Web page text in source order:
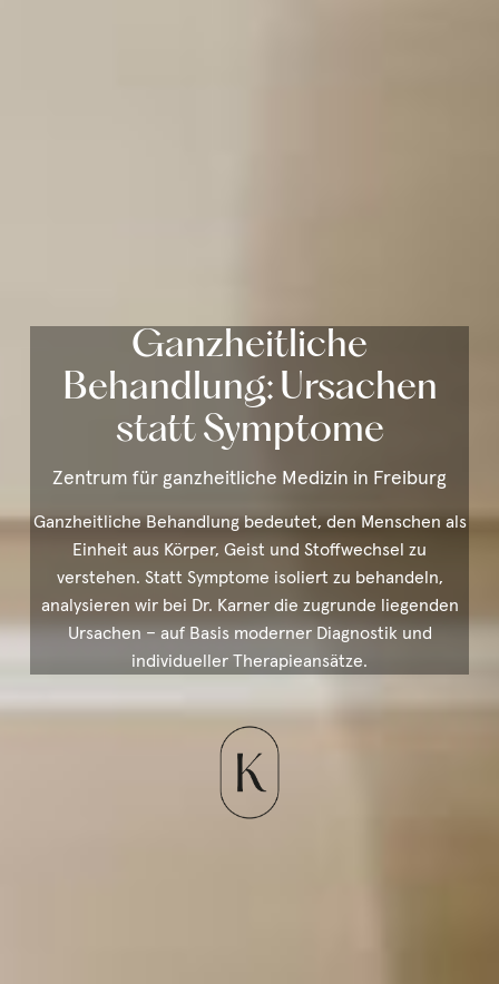
Ganzheitliche
Behandlung: Ursachen
statt Symptome
Zentrum für ganzheitliche Medizin in Freiburg
Ganzheitliche Behandlung bedeutet, den Menschen als
Einheit aus Körper, Geist und Stoffwechsel zu
verstehen. Statt Symptome isoliert zu behandeln,
analysieren wir bei Dr. Karner die zugrunde liegenden
Ursachen – auf Basis moderner Diagnostik und
individueller Therapieansätze.